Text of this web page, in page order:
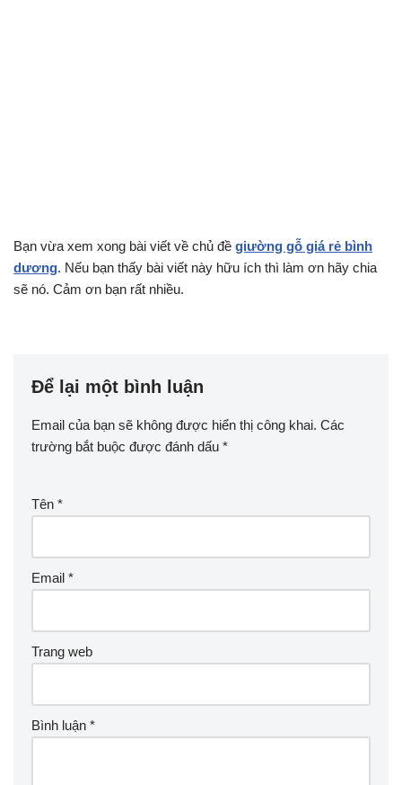
Bạn vừa xem xong bài viết về chủ đề giường gỗ giá rẻ bình
dương. Nếu bạn thấy bài viết này hữu ích thì làm ơn hãy chia
sẽ nó. Cảm ơn bạn rất nhiều.
Để lại một bình luận
Email của bạn sẽ không được hiển thị công khai. Các
trường bắt buộc được đánh dấu *
Tên *
Email *
Trang web
Bình luận *